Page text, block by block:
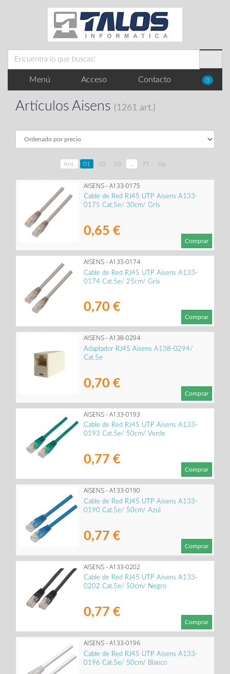
Menú Acceso Contacto 0
Artículos Aisens (1261 art.)
Ant. 01 02 03 71 Sig.
AISENS - A133-0175
Cable de Red RJ45 UTP Aisens A133-
0175 Cat.5e/ 30cm/ Gris
0,65 €
Comprar
AISENS - A133-0174
Cable de Red RJ45 UTP Aisens A133-
0174 Cat.5e/ 25cm/ Gris
0,70 €
Comprar
AISENS - A138-0294
Adaptador RJ45 Aisens A138-0294/
Cat.5e
0,70 €
Comprar
AISENS - A133-0193
Cable de Red RJ45 UTP Aisens A133-
0193 Cat.5e/ 50cm/ Verde
0,77 €
Comprar
AISENS - A133-0190
Cable de Red RJ45 UTP Aisens A133-
0190 Cat.5e/ 50cm/ Azul
0,77 €
Comprar
AISENS - A133-0202
Cable de Red RJ45 UTP Aisens A133-
0202 Cat.5e/ 50cm/ Negro
0,77 €
Comprar
AISENS - A133-0196
Cable de Red RJ45 UTP Aisens A133-
0196 Cat.5e/ 50cm/ Blanco